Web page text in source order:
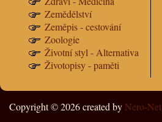
Zemědělství
Zeměpis - cestování
Zoologie
Životní styl - Alternativa
Životopisy - paměti
Copyright © 2026created by Nero-Net